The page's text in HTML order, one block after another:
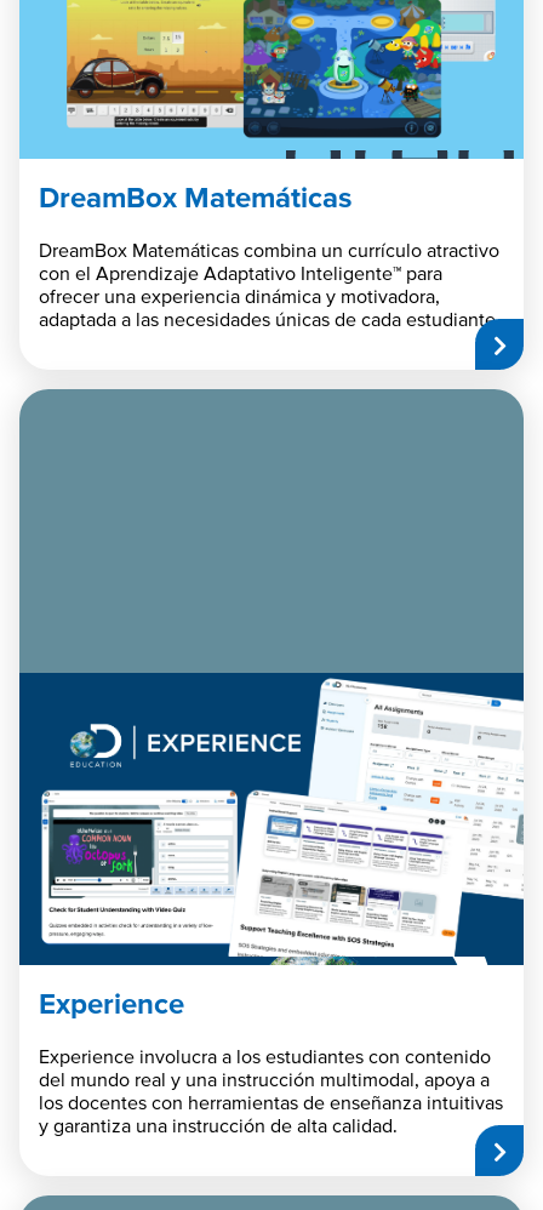
DreamBox Matemáticas
DreamBox Matemáticas combina un currículo atractivo
con el Aprendizaje Adaptativo Inteligente™ para
ofrecer una experiencia dinámica y motivadora,
adaptada a las necesidades únicas de cada estudiante.
Experience
Experience involucra a los estudiantes con contenido
del mundo real y una instrucción multimodal, apoya a
los docentes con herramientas de enseñanza intuitivas
y garantiza una instrucción de alta calidad.